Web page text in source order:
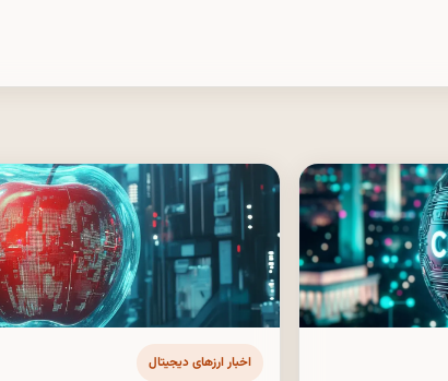
اخبار ارزهای دیجیتال